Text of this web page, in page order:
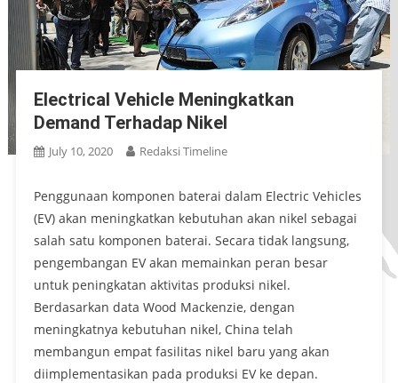
Electrical Vehicle Meningkatkan
Demand Terhadap Nikel
July 10, 2020 Redaksi Timeline
Penggunaan komponen baterai dalam Electric Vehicles
(EV) akan meningkatkan kebutuhan akan nikel sebagai
salah satu komponen baterai. Secara tidak langsung,
pengembangan EV akan memainkan peran besar
untuk peningkatan aktivitas produksi nikel.
Berdasarkan data Wood Mackenzie, dengan
meningkatnya kebutuhan nikel, China telah
membangun empat fasilitas nikel baru yang akan
diimplementasikan pada produksi EV ke depan.